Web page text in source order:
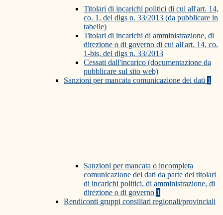
Titolari di incarichi politici di cui all'art. 14,
co. 1, del dlgs n. 33/2013 (da pubblicare in
tabelle)
Titolari di incarichi di amministrazione, di
direzione o di governo di cui all'art. 14, co.
1-bis, del dlgs n. 33/2013
Cessati dall'incarico (documentazione da
pubblicare sul sito web)
Sanzioni per mancata comunicazione dei dati 1
Sanzioni per mancata o incompleta
comunicazione dei dati da parte dei titolari
di incarichi politici, di amministrazione, di
direzione o di governo 1
Rendiconti gruppi consiliari regionali/provinciali